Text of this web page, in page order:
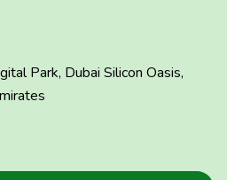
Park, Dubai Silicon Oasis,